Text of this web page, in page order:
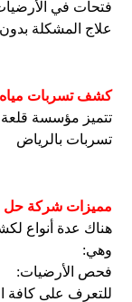
فتحات في
علاج المشكلة
كشف تسربات مياه
تتميز مؤسسة قلعة
تسربات بالرياض
مميزات شركة حل
هناك عدة أنواع
وهي:
فحص الأرضيات:
للتعرف على كافة